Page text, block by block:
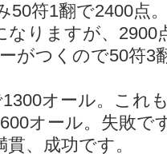
50符1翻で2400点
なりますが、2900
がつくので50符3
オール。これ
オール。失敗で
、成功です。